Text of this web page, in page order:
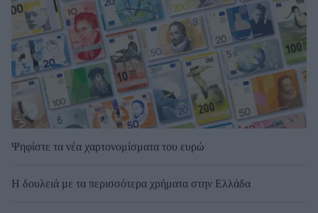
Ψηφίστε τα νέα χαρτονομίσματα του ευρώ
Η δουλειά με τα περισσότερα χρήματα στην Ελλάδα